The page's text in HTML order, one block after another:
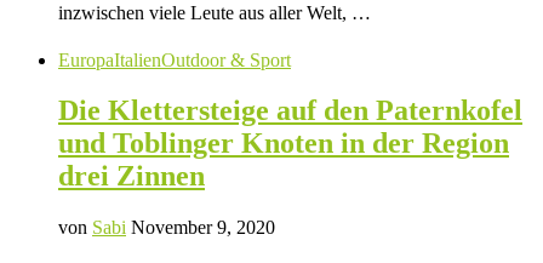
inzwischen viele Leute aus aller Welt, …
EuropaItalienOutdoor & Sport
Die Klettersteige auf den Paternkofel
und Toblinger Knoten in der Region
drei Zinnen
von Sabi November 9, 2020